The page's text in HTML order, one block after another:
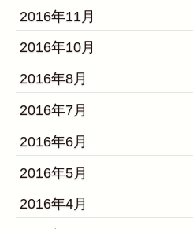
2016年11月
2016年10月
2016年8月
2016年7月
2016年6月
2016年5月
2016年4月